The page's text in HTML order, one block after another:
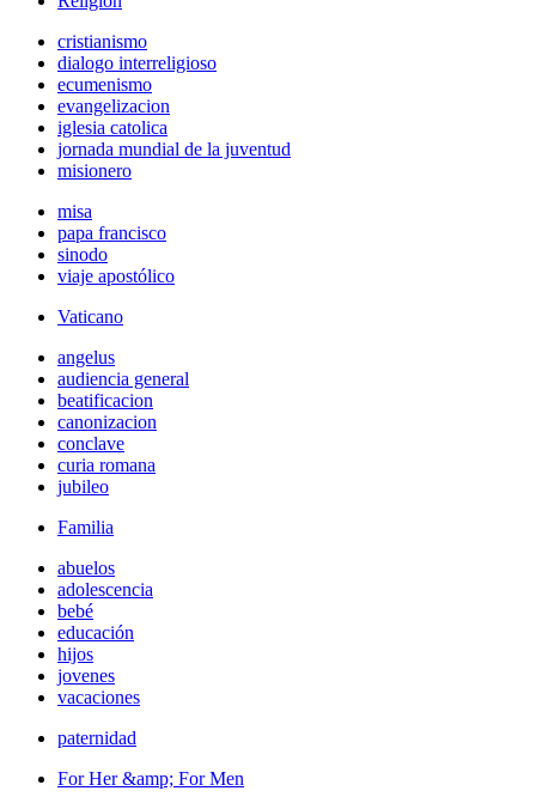
cristianismo
dialogo interreligioso
ecumenismo
evangelizacion
iglesia catolica
jornada mundial de la juventud
misionero
misa
papa francisco
sinodo
viaje apostólico
Vaticano
angelus
audiencia general
beatificacion
canonizacion
conclave
curia romana
jubileo
Familia
abuelos
adolescencia
bebé
educación
hijos
jovenes
vacaciones
paternidad
For Her &amp; For Men